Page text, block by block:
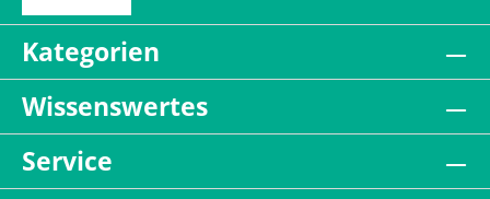
Kategorien
Wissenswertes
Service